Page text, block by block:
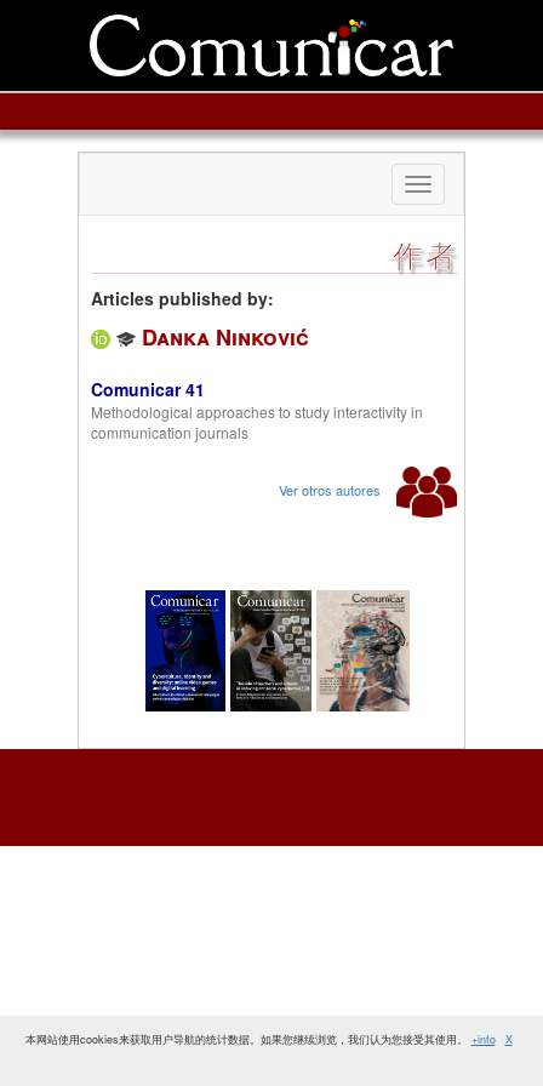
Toggle
navigation
作者
Articles published by:
Danka Ninković
Comunicar 41
Methodological approaches to study interactivity in
communication journals
Ver otros autores
本网站使用cookies来获取用户导航的统计数据。如果您继续浏览，我们认为您接受其使用。 +info X